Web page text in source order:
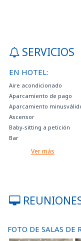
SERVICIOS
EN HOTEL:
Aire acondicionado
Aparcamiento de pago
Aparcamiento
Ascensor
Baby-sitting a petición
Bar
Caja fuerte
e admiten mascotas
con 2 adultos.
Ver más
FOTO DE SALAS DE